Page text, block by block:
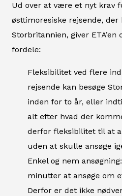
Ud over at være et nyt krav
østtimoresiske rejsende, der
Storbritannien, giver ETA’en
fordele:
Fleksibilitet ved flere
rejsende kan besøge
inden for to år, eller
alt efter hvad der
derfor fleksibilitet til at
uden at skulle ansøge
Enkel og nem
minutter at ansøge om
Derfor er det ikke